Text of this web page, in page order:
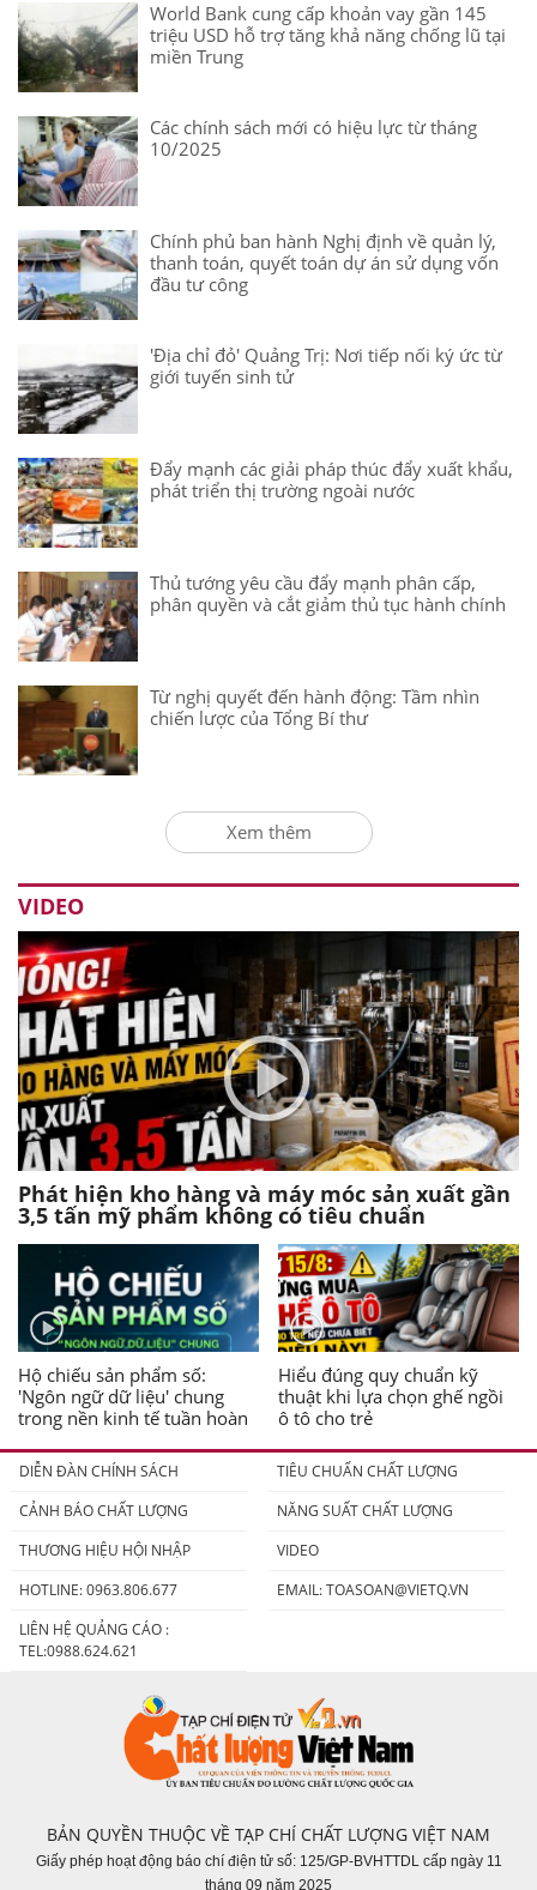
World Bank cung cấp khoản vay gần 145
triệu USD hỗ trợ tăng khả năng chống lũ tại
miền Trung
Các chính sách mới có hiệu lực từ tháng
10/2025
Chính phủ ban hành Nghị định về quản lý,
thanh toán, quyết toán dự án sử dụng vốn
đầu tư công
'Địa chỉ đỏ' Quảng Trị: Nơi tiếp nối ký ức từ
giới tuyến sinh tử
Đẩy mạnh các giải pháp thúc đẩy xuất khẩu,
phát triển thị trường ngoài nước
Thủ tướng yêu cầu đẩy mạnh phân cấp,
phân quyền và cắt giảm thủ tục hành chính
Từ nghị quyết đến hành động: Tầm nhìn
chiến lược của Tổng Bí thư
Xem thêm
VIDEO
Phát hiện kho hàng và máy móc sản xuất gần
3,5 tấn mỹ phẩm không có tiêu chuẩn
Hộ chiếu sản phẩm số:
'Ngôn ngữ dữ liệu' chung
trong nền kinh tế tuần hoàn
Hiểu đúng quy chuẩn kỹ
thuật khi lựa chọn ghế ngồi
ô tô cho trẻ
DIỄN ĐÀN CHÍNH SÁCH
TIÊU CHUẨN CHẤT LƯỢNG
CẢNH BÁO CHẤT LƯỢNG
NĂNG SUẤT CHẤT LƯỢNG
THƯƠNG HIỆU HỘI NHẬP
VIDEO
HOTLINE: 0963.806.677
EMAIL:TOASOAN@VIETQ.VN
LIÊN HỆ QUẢNG CÁO :
TEL:0988.624.621
BẢN QUYỀN THUỘC VỀ TẠP CHÍ CHẤT LƯỢNG VIỆT NAM
Giấy phép hoạt động báo chí điện tử số: 125/GP-BVHTTDL cấp ngày 11
tháng 09 năm 2025